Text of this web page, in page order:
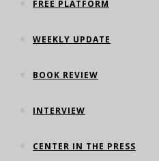
FREE PLATFORM
WEEKLY UPDATE
BOOK REVIEW
INTERVIEW
CENTER IN THE PRESS